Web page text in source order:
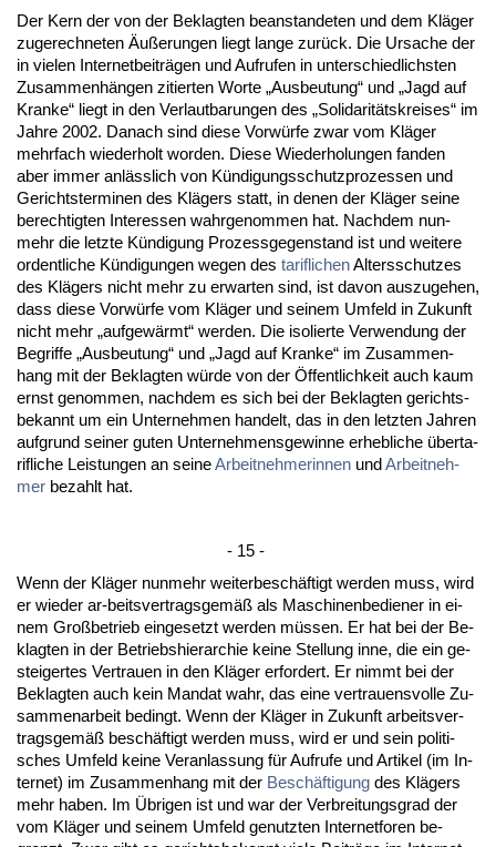
Der Kern der von der Be­klag­ten be­an­stan­de­ten und dem Kläger
zu­ge­rech­ne­ten Äußerun­gen liegt lan­ge zurück. Die Ur­sa­che der
in vie­len In­ter­net­beiträgen und Auf­ru­fen in un­ter­schied­lichs­ten
Zu­sam­menhängen zi­tier­ten Wor­te „Aus­beu­tung“ und „Jagd auf
Kran­ke“ liegt in den Ver­laut­ba­run­gen des „So­li­da­ritäts­krei­ses“ im
Jah­re 2002. Da­nach sind die­se Vorwürfe zwar vom Kläger
mehr­fach wie­der­holt wor­den. Die­se Wie­der­ho­lun­gen fan­den
aber im­mer anläss­lich von Kündi­gungs­schutz­pro­zes­sen und
Ge­richts­ter­mi­nen des Klägers statt, in de­nen der Kläger sei­ne
be­rech­tig­ten In­ter­es­sen wahr­ge­nom­men hat. Nach­dem nun­
mehr die letz­te Kündi­gung Pro­zess­ge­gen­stand ist und wei­te­re
or­dent­li­che Kündi­gun­gen we­gen des ta­rif­li­chenAl­ters­schut­zes
des Klägers nicht mehr zu er­war­ten sind, ist da­von aus­zu­ge­hen,
dass die­se Vorwürfe vom Kläger und sei­nem Um­feld in Zu­kunft
nicht mehr „auf­gewärmt“ wer­den. Die iso­lier­te Ver­wen­dung der
Be­grif­fe „Aus­beu­tung“ und „Jagd auf Kran­ke“ im Zu­sam­men­
hang mit der Be­klag­ten würde von der Öffent­lich­keit auch kaum
ernst ge­nom­men, nach­dem es sich bei der Be­klag­ten ge­richts­
be­kannt um ein Un­ter­neh­men han­delt, das in den letz­ten Jah­ren
auf­grund sei­ner gu­ten Un­ter­neh­mens­ge­win­ne er­heb­li­che über­ta­
rif­li­che Leis­tun­gen an sei­neAr­beit­neh­me­rin­nen undAr­beit­neh­
mer be­zahlt hat.
- 15 -
Wenn der Kläger nun­mehr wei­ter­beschäftigt wer­den muss, wird
er wie­der ar-beits­ver­trags­gemäß als Ma­schi­nen­be­die­ner in ei­
nem Großbe­trieb ein­ge­setzt wer­den müssen. Er hat bei der Be­
klag­ten in der Be­triebs­hier­ar­chie kei­ne Stel­lung in­ne, die ein ge­
stei­ger­tes Ver­trau­en in den Kläger er­for­dert. Er nimmt bei der
Be­klag­ten auch kein Man­dat wahr, das ei­ne ver­trau­ens­vol­le Zu­
sam­men­ar­beit be­dingt. Wenn der Kläger in Zu­kunft ar­beits­ver­
trags­gemäß beschäftigt wer­den muss, wird er und sein po­li­ti­
sches Um­feld kei­ne Ver­an­las­sung für Auf­ru­fe und Ar­ti­kel (im In­
ter­net) im Zu­sam­men­hang mit der Beschäfti­gung des Klägers
mehr ha­ben. Im Übri­gen ist und war der Ver­brei­tungs­grad der
vom Kläger und sei­nem Um­feld ge­nutz­ten In­ter­net­fo­ren be­